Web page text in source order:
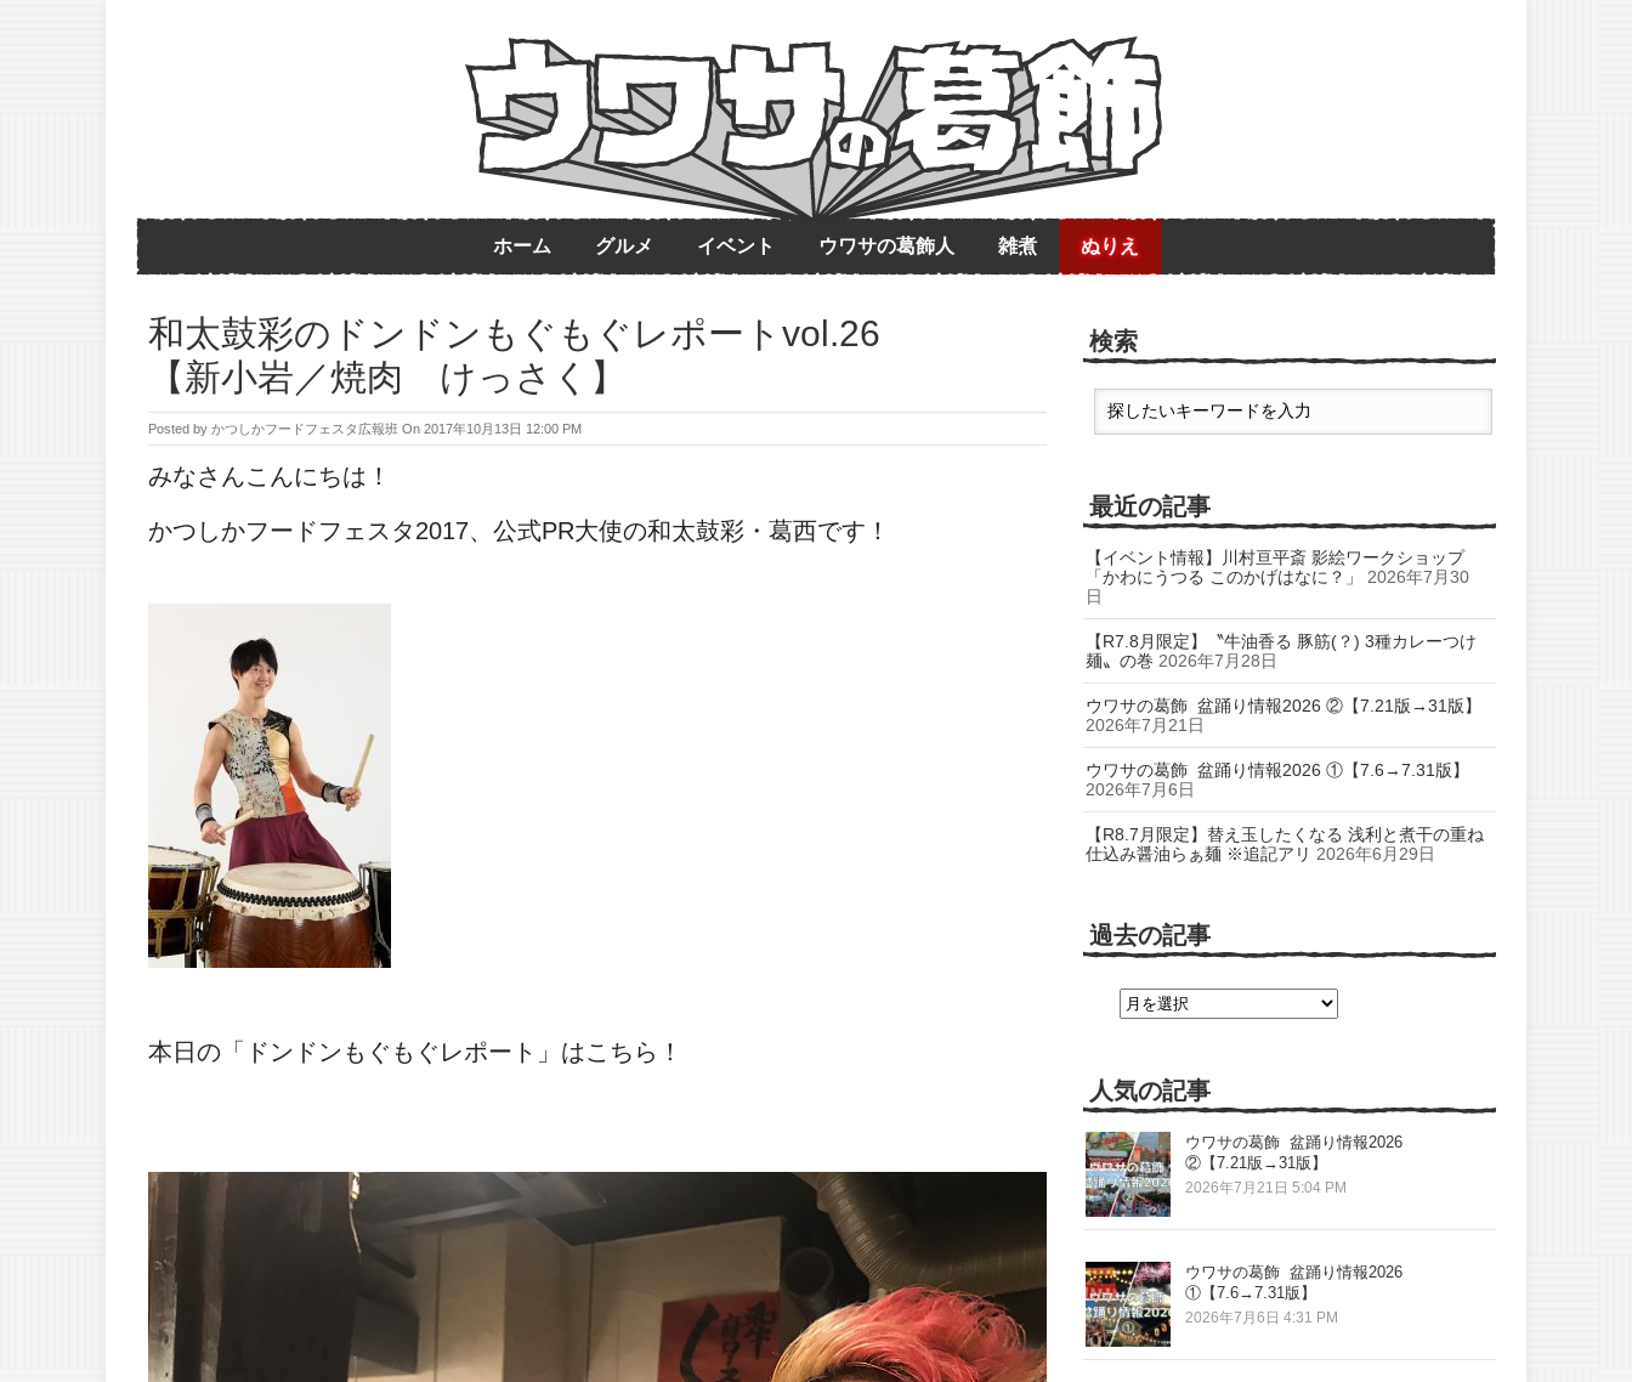
ホーム グルメ イベント ウワサの葛飾人 雑煮 ぬりえ
和太鼓彩のドンドンもぐもぐレポートvol.26
【新小岩／焼肉 けっさく】
Posted by かつしかフードフェスタ広報班 On 2017年10月13日 12:00 PM
みなさんこんにちは！
かつしかフードフェスタ2017、公式PR大使の和太鼓彩・葛西です！
本日の「ドンドンもぐもぐレポート」はこちら！
検索
最近の記事
【イベント情報】川村亘平斎 影絵ワークショップ
「かわにうつる このかげはなに？」
2026年7月30
日
【R7.8月限定】〝牛油香る 豚筋(？) 3種カレーつけ
麺〟の巻 2026年7月28日
ウワサの葛飾 盆踊り情報2026 ②【7.21版→31版】
2026年7月21日
ウワサの葛飾 盆踊り情報2026 ①【7.6→7.31版】
2026年7月6日
【R8.7月限定】替え玉したくなる 浅利と煮干の重ね
仕込み醤油らぁ麺 ※追記アリ 2026年6月29日
過去の記事
人気の記事
ウワサの葛飾 盆踊り情報2026
②【7.21版→31版】
2026年7月21日 5:04 PM
ウワサの葛飾 盆踊り情報2026
①【7.6→7.31版】
2026年7月6日 4:31 PM